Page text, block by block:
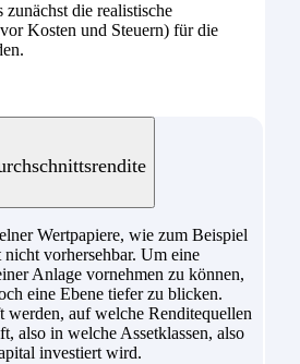
die realistische
Kosten und Steuern) für die
Wertpapiere, wie zum Beispiel
vorhersehbar. Um eine
Anlage vornehmen zu können,
eine Ebene tiefer zu blicken.
werden, auf welche Renditequellen
also in welche Assetklassen, also
investiert wird.